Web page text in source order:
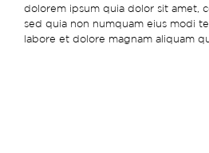
dolorem ipsum quia dolor sit amet,
sed quia non numquam eius modi
labore et dolore magnam aliquam